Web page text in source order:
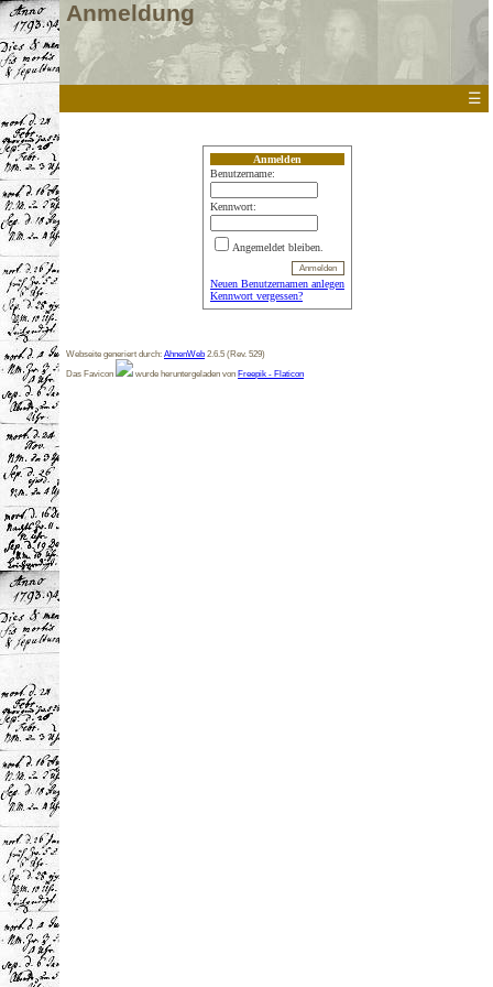
Anmeldung
☰
Anmelden
Benutzername:
Kennwort:
Angemeldet bleiben.
Neuen Benutzernamen anlegen
Kennwort vergessen?
Webseite generiert durch: AhnenWeb 2.6.5 (Rev. 529)
Das Favicon
wurde heruntergeladen von Freepik - Flaticon